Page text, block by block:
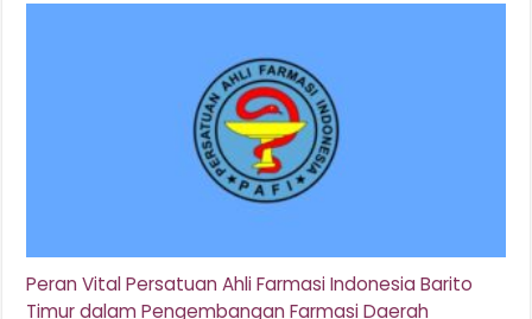
Peran Vital Persatuan Ahli Farmasi Indonesia Barito
Timur dalam Pengembangan Farmasi Daerah